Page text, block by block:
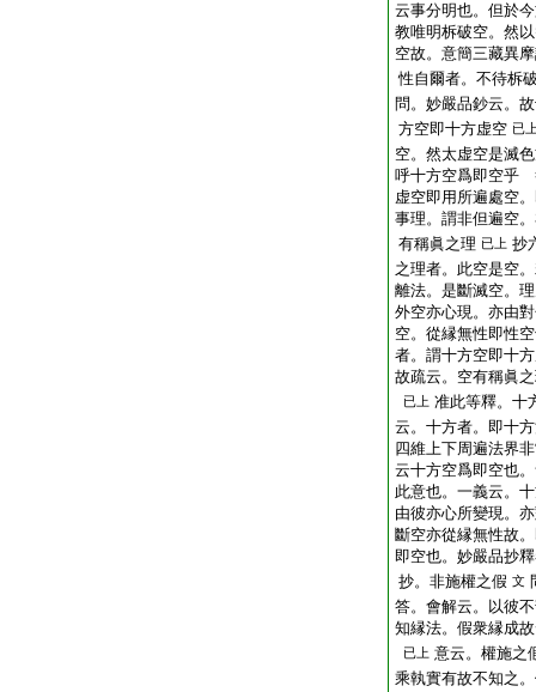
云事分明也。但於
教唯明柝破空。然
空故。意簡三藏異
性自爾者。不待柝
問。妙嚴品鈔云。
方空即十方虚空 已
空。然太虚空是滅
呼十方空爲即空乎
虚空即用所遍處空
事理。謂非但遍空
有稱眞之理 已上 抄
之理者。此空是空
離法。是斷滅空。
外空亦心現。亦由
空。從縁無性即性
者。謂十方空即十
故疏云。空有稱眞
已上 准此等釋。十
云。十方者。即十
四維上下周遍法界
云十方空爲即空也
此意也。一義云。
由彼亦心所變現。
斷空亦從縁無性故
即空也。妙嚴品抄
抄。非施權之假 文
答。會解云。以彼
知縁法。假衆縁成
已上 意云。權施之
乘執實有故不知之